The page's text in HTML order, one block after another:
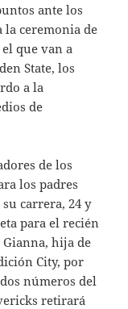
ante los
la ceremonia de
que van a
State, los
a la
de
de los
los padres
carrera, 24 y
para el recién
hija de
City, por
números del
retirará